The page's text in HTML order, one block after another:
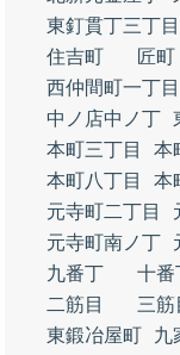
東釘貫丁三丁目
住吉町
匠町
西仲間町一丁目
中ノ店中ノ丁
本町三丁目
本
本町八丁目
本
元寺町二丁目
元寺町南ノ丁
九番丁
十番
二筋目
三筋
東鍛冶屋町
九